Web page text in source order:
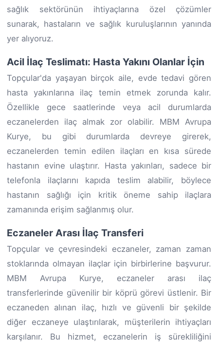
sağlık sektörünün ihtiyaçlarına özel çözümler
sunarak, hastaların ve sağlık kuruluşlarının yanında
yer alıyoruz.
Acil İlaç Teslimatı: Hasta Yakını Olanlar İçin
Topçular'da yaşayan birçok aile, evde tedavi gören
hasta yakınlarına ilaç temin etmek zorunda kalır.
Özellikle gece saatlerinde veya acil durumlarda
eczanelerden ilaç almak zor olabilir. MBM Avrupa
Kurye, bu gibi durumlarda devreye girerek,
eczanelerden temin edilen ilaçları en kısa sürede
hastanın evine ulaştırır. Hasta yakınları, sadece bir
telefonla ilaçlarını kapıda teslim alabilir, böylece
hastanın sağlığı için kritik öneme sahip ilaçlara
zamanında erişim sağlanmış olur.
Eczaneler Arası İlaç Transferi
Topçular ve çevresindeki eczaneler, zaman zaman
stoklarında olmayan ilaçlar için birbirlerine başvurur.
MBM Avrupa Kurye, eczaneler arası ilaç
transferlerinde güvenilir bir köprü görevi üstlenir. Bir
eczaneden alınan ilaç, hızlı ve güvenli bir şekilde
diğer eczaneye ulaştırılarak, müşterilerin ihtiyaçları
karşılanır. Bu hizmet, eczanelerin iş sürekliliğini